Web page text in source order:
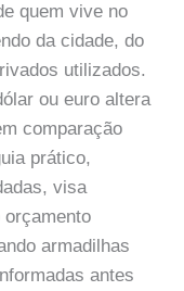
quem vive no
da cidade, do
utilizados.
ou euro altera
comparação
prático,
visa
armadilhas
antes